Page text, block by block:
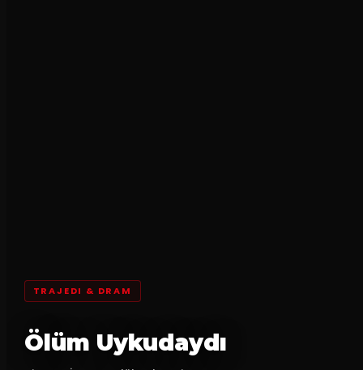
TRAJEDI & DRAM
Ölüm Uykudaydı